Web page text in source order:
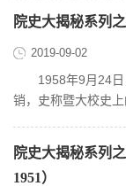
院史大揭秘系列
2019-09-02
1958年9月24
销，史称暨大校史
院史大揭秘系列
1951）